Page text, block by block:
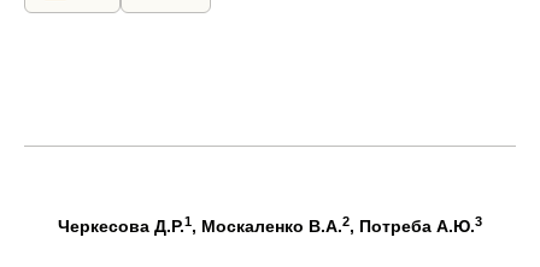
Черкесова Д.Р.1, Москаленко В.А.2, Потреба А.Ю.3